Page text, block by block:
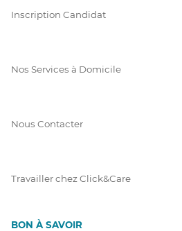
Inscription Candidat
Nos Services à Domicile
Nous Contacter
Travailler chez Click&Care
BON À SAVOIR